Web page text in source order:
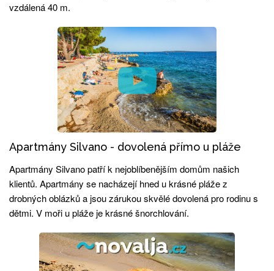
vzdálená 40 m.
Apartmány Silvano - dovolená přímo u pláže
Apartmány Silvano patří k nejoblíbenějším domům našich
klientů. Apartmány se nacházejí hned u krásné pláže z
drobných oblázků a jsou zárukou skvělé dovolená pro rodinu s
dětmi. V moři u pláže je krásné šnorchlování.